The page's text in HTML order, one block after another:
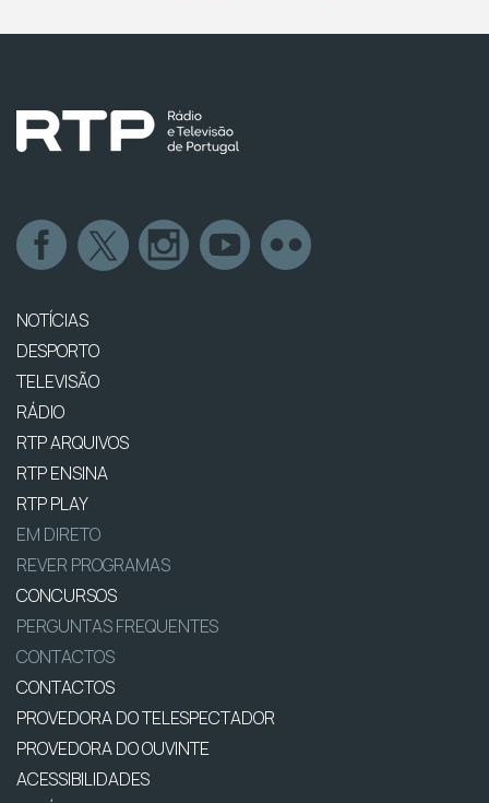
NOTÍCIAS
DESPORTO
TELEVISÃO
RÁDIO
RTP ARQUIVOS
RTP ENSINA
RTP PLAY
EM DIRETO
REVER PROGRAMAS
CONCURSOS
PERGUNTAS FREQUENTES
CONTACTOS
CONTACTOS
PROVEDORA DO TELESPECTADOR
PROVEDORA DO OUVINTE
ACESSIBILIDADES